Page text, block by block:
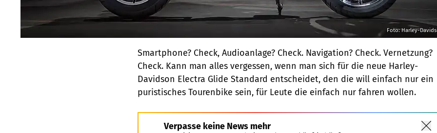
Foto: Harley-
Smartphone? Check, Audioanlage? Check. Navigation? Check. Vernetzung?
Check. Kann man alles vergessen, wenn man sich für die neue Harley-
Davidson Electra Glide Standard entscheidet, den die will einfach nur ein
puristisches Tourenbike sein, für Leute die einfach nur fahren wollen.
Verpasse keine News mehr